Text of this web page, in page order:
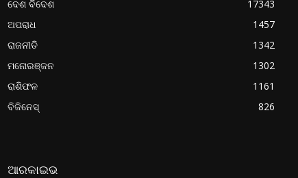
ଦେଶ ବିଦେଶ
17343
ଅପରାଧ
1457
ରାଜନୀତି
1342
ମନୋରଞ୍ଜନ
1302
ରାଶିଫଳ
1161
ବିଜିନେସ୍
826
ଆରକାଇଭ